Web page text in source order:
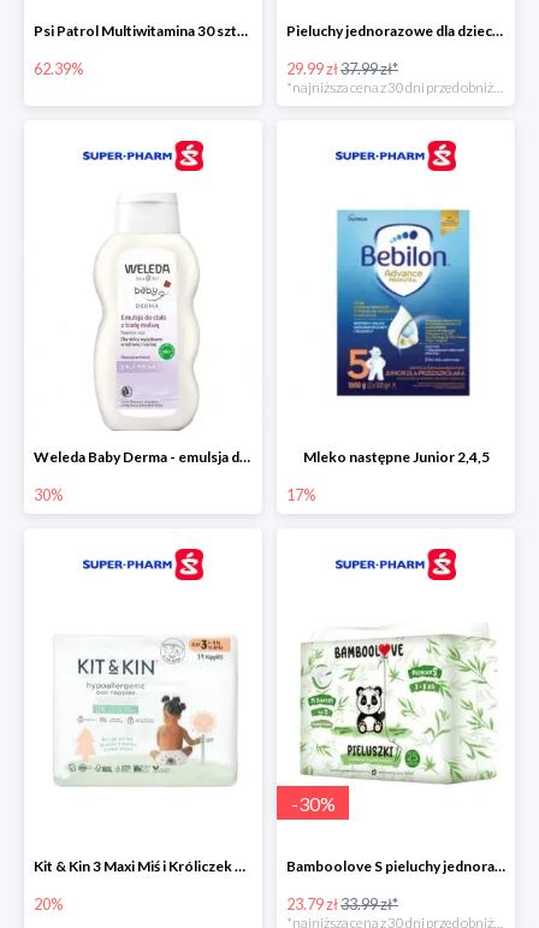
Psi Patrol Multiwitamina 30 sztuk
62.39%
Pieluchy jednorazowe dla dzieci Pampers Harmonie
29.99 zł37.99 zł*
Weleda Baby Derma - emulsja do ciała dla niemowląt i dzieci
30%
Mleko następne Junior 2,4,5
17%
Kit & Kin 3 Maxi Miś i Króliczek pieluchy jednorazowe dla dzieci
20%
-30%
Bamboolove S pieluchy jednorazowe
23.79 zł33.99 zł*